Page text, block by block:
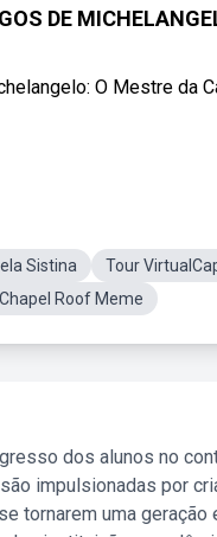
DE
O Mestre da
Sistina
Tour
Roof Meme
dos alunos no
impulsionadas por
tornarem uma geração